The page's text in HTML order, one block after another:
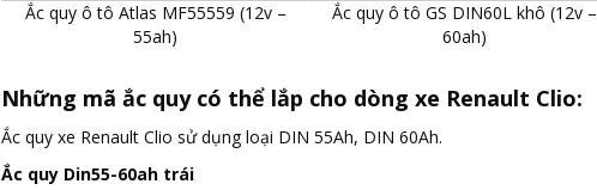
Ắc quy ô tô Atlas MF55559 (12v –
55ah)
Ắc quy ô tô GS DIN60L khô (12v –
60ah)
Những mã ắc quy có thể lắp cho dòng xe Renault Clio:
Ắc quy xe Renault Clio sử dụng loại DIN 55Ah, DIN 60Ah.
Ắc quy Din55-60ah trái